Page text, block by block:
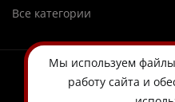
Все категории
Мы используем
работу сайта и